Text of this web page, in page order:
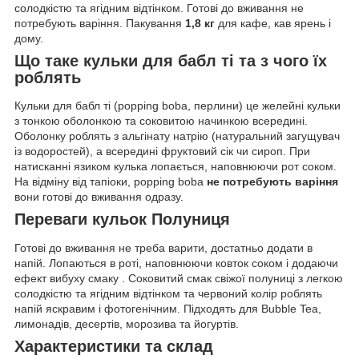
солодкістю та ягідним відтінком. Готові до вживання не
потребують варіння. Пакування 1,8 кг для кафе, кав ярень і
дому.
Що таке кульки для бабл ті та з чого їх
роблять
Кульки для бабл ті (popping boba, перлини) це желейні кульки
з тонкою оболонкою та соковитою начинкою всередині.
Оболонку роблять з альгінату натрію (натуральний загущувач
із водоростей), а всередині фруктовий сік чи сироп. При
натисканні язиком кулька лопається, наповнюючи рот соком.
На відміну від тапіоки, popping boba не потребують варіння
вони готові до вживання одразу.
Переваги кульок Полуниця
Готові до вживання не треба варити, достатньо додати в
напій. Лопаються в роті, наповнюючи ковток соком і додаючи
ефект вибуху смаку . Соковитий смак свіжої полуниці з легкою
солодкістю та ягідним відтінком та червоний колір роблять
напій яскравим і фотогенічним. Підходять для Bubble Tea,
лимонадів, десертів, морозива та йогуртів.
Характеристики та склад